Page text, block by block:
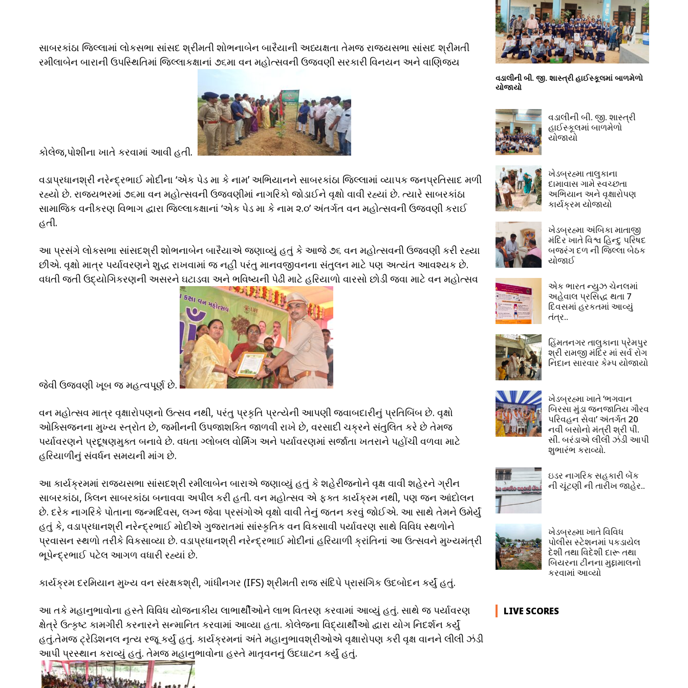
સાબરકાંઠા જિલ્લામાં લોકસભા સાંસદ શ્રીમતી શોભનાબેન બારૈયાની અધ્યક્ષતા તેમજ રાજ્યસભા સાંસદ શ્રીમતી
રમીલાબેન બારાની ઉપસ્થિતિમાં જિલ્લાકક્ષાનાં ૭૬મા વન મહોત્સવની ઉજવણી સરકારી વિનયન અને વાણિજ્ય
કોલેજ,પોશીના ખાતે કરવામાં આવી હતી.
વડાપ્રધાનશ્રી નરેન્દ્રભાઈ મોદીના ‘એક પેડ મા કે નામ’ અભિયાનને સાબરકાંઠા જિલ્લામાં વ્યાપક જનપ્રતિસાદ મળી
રહ્યો છે. રાજ્યભરમાં ૭૬મા વન મહોત્સવની ઉજવણીમાં નાગરિકો જોડાઈને વૃક્ષો વાવી રહ્યાં છે. ત્યારે સાબરકાંઠા
સામાજિક વનીકરણ વિભાગ દ્વારા જિલ્લાકક્ષાનાં ‘એક પેડ મા કે નામ ૨.૦’ અંતર્ગત વન મહોત્સવની ઉજવણી કરાઈ
હતી.
આ પ્રસંગે લોકસભા સાંસદશ્રી શોભનાબેન બારૈયાએ જણાવ્યું હતું કે આજે ૭૬ વન મહોત્સવની ઉજવણી કરી રહ્યા
છીએ. વૃક્ષો માત્ર પર્યાવરણને શુદ્ધ રાખવામાં જ નહીં પરંતુ માનવજીવનના સંતુલન માટે પણ અત્યંત આવશ્યક છે.
વધતી જતી ઉદ્યોગિકરણની અસરને ઘટાડવા અને ભવિષ્યની પેઢી માટે હરિયાળો વારસો છોડી જવા માટે વન મહોત્સવ
જેવી ઉજવણી ખૂબ જ મહત્વપૂર્ણ છે.
વન મહોત્સવ માત્ર વૃક્ષારોપણનો ઉત્સવ નથી, પરંતુ પ્રકૃતિ પ્રત્યેની આપણી જવાબદારીનું પ્રતિબિંબ છે. વૃક્ષો
ઓક્સિજનના મુખ્ય સ્ત્રોત છે, જમીનની ઉપજાશક્તિ જાળવી રાખે છે, વરસાદી ચક્રને સંતુલિત કરે છે તેમજ
પર્યાવરણને પ્રદૂષણમુક્ત બનાવે છે. વધતા ગ્લોબલ વોર્મિંગ અને પર્યાવરણમાં સર્જાતા ખતરાને પહોંચી વળવા માટે
હરિયાળીનું સંવર્ધન સમયની માંગ છે.
આ કાર્યક્રમમાં રાજ્યસભા સાંસદશ્રી રમીલાબેન બારાએ જણાવ્યું હતું કે શહેરીજનોને વૃક્ષ વાવી શહેરને ગ્રીન
સાબરકાંઠા, ક્લિન સાબરકાંઠા બનાવવા અપીલ કરી હતી. વન મહોત્સવ એ ફક્ત કાર્યક્રમ નથી, પણ જન આંદોલન
છે. દરેક નાગરિકે પોતાના જન્મદિવસ, લગ્ન જેવા પ્રસંગોએ વૃક્ષો વાવી તેનું જતન કરવું જોઈએ. આ સાથે તેમને ઉમેર્યું
હતું કે, વડાપ્રધાનશ્રી નરેન્દ્રભાઈ મોદીએ ગુજરાતમાં સાંસ્કૃતિક વન વિકસાવી પર્યાવરણ સાથે વિવિધ સ્થળોને
પ્રવાસન સ્થળો તરીકે વિકસાવ્યા છે. વડાપ્રધાનશ્રી નરેન્દ્રભાઈ મોદીનાં હરિયાળી ક્રાંતિનાં આ ઉત્સવને મુખ્યમંત્રી
ભૂપેન્દ્રભાઈ પટેલ આગળ વધારી રહ્યાં છે.
કાર્યક્રમ દરમિયાન મુખ્ય વન સંરક્ષકશ્રી, ગાંધીનગર (IFS) શ્રીમતી રાજ સંદિપે પ્રાસંગિક ઉદબોદન કર્યું હતું.
આ તકે મહાનુભાવોના હસ્તે વિવિધ યોજનાકીય લાભાર્થીઓને લાભ વિતરણ કરવામાં આવ્યું હતું. સાથે જ પર્યાવરણ
ક્ષેત્રે ઉત્કૃષ્ટ કામગીરી કરનારને સન્માનિત કરવામાં આવ્યા હતા. કોલેજના વિદ્યાર્થીઓ દ્વારા યોગ નિદર્શન કર્યું
હતું.તેમજ ટ્રેડિશનલ નૃત્ય રજૂ કર્યું હતું. કાર્યક્રમનાં અંતે મહાનુભાવશ્રીઓએ વૃક્ષારોપણ કરી વૃક્ષ વાનને લીલી ઝંડી
આપી પ્રસ્થાન કરાવ્યું હતું. તેમજ મહાનુભાવોના હસ્તે માતૃવનનું ઉદઘાટન કર્યું હતું.
વડાલીની બી. જી. શાસ્ત્રી હાઈસ્કૂલમાં બાળમેળો
યોજાયો
વડાલીની બી. જી. શાસ્ત્રી
હાઈસ્કૂલમાં બાળમેળો
યોજાયો
ખેડબ્રહ્મા તાલુકાના
દામાવાસ ગામે સ્વચ્છતા
અભિયાન અને વૃક્ષારોપણ
કાર્યક્રમ યોજાયો
ખેડબ્રહ્મા અંબિકા માતાજી
મંદિર ખાતે વિશ્વ હિન્દુ પરિષદ
બજરંગ દળ ની જિલ્લા બેઠક
યોજાઈ
એક ભારત ન્યુઝ ચેનલમાં
અહેવાલ પ્રસિદ્ધ થતા 7
દિવસમાં હરકતમાં આવ્યું
તંત્ર..
હિંમતનગર તાલુકાના પ્રેમપુર
શ્રી રામજી મંદિર માં સર્વ રોગ
નિદાન સારવાર કેમ્પ યોજાયો
ખેડબ્રહ્મા ખાતે ‘ભગવાન
બિરસા મુંડા જનજાતિય ગૌરવ
પરિવહન સેવા’ અંતર્ગત 20
નવી બસોનો મંત્રી શ્રી પી.
સી. બરંડાએ લીલી ઝંડી આપી
શુભારંભ કરાવ્યો.
ઇડર નાગરિક સહકારી બેંક
ની ચૂંટણી ની તારીખ જાહેર..
ખેડબ્રહ્મા ખાતે વિવિધ
પોલીસ સ્ટેશનમાં પકડાયેલ
દેશી તથા વિદેશી દારૂ તથા
બિયરના ટીનના મુદ્દામાલનો
કરવામાં આવ્યો
LIVE SCORES